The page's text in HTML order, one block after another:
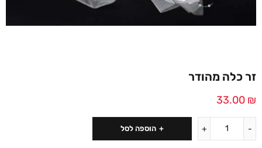
זר כלה מהודר
33.00 ₪
הוספה לסל